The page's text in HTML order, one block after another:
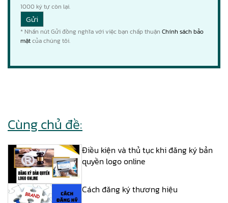
1000 ký tự còn lại.
* Nhấn nút Gửi đồng nghĩa với việc bạn chấp thuận Chính sách bảo
mậtcủa chúng tôi.
Cùng chủ đề:
Điều kiện và thủ tục khi đăng ký bản
quyền logo online
Cách đăng ký thương hiệu